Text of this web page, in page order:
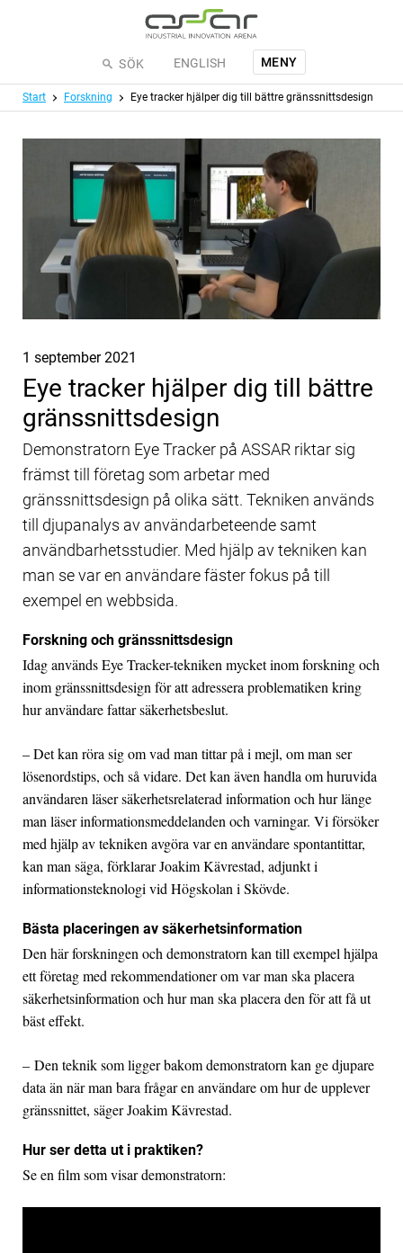
SÖK ENGLISH MENY
Meny
Start Forskning Eye tracker hjälper dig till bättre gränssnittsdesign
Publicerat
1 september 2021
Eye tracker hjälper dig till bättre
gränssnittsdesign
Demonstratorn Eye Tracker på ASSAR riktar sig
främst till företag som arbetar med
gränssnittsdesign på olika sätt. Tekniken används
till djupanalys av användarbeteende samt
användbarhetsstudier. Med hjälp av tekniken kan
man se var en användare fäster fokus på till
exempel en webbsida.
Forskning och gränssnittsdesign
Idag används Eye Tracker-tekniken mycket inom forskning och
inom gränssnittsdesign för att adressera problematiken kring
hur användare fattar säkerhetsbeslut.
– Det kan röra sig om vad man tittar på i mejl, om man ser
lösenordstips, och så vidare. Det kan även handla om huruvida
användaren läser säkerhetsrelaterad information och hur länge
man läser informationsmeddelanden och varningar. Vi försöker
med hjälp av tekniken avgöra var en användare spontantittar,
kan man säga, förklarar Joakim Kävrestad, adjunkt i
informationsteknologi vid Högskolan i Skövde.
Bästa placeringen av säkerhetsinformation
Den här forskningen och demonstratorn kan till exempel hjälpa
ett företag med rekommendationer om var man ska placera
säkerhetsinformation och hur man ska placera den för att få ut
bäst effekt.
– Den teknik som ligger bakom demonstratorn kan ge djupare
data än när man bara frågar en användare om hur de upplever
gränssnittet, säger Joakim Kävrestad.
Hur ser detta ut i praktiken?
Se en film som visar demonstratorn: